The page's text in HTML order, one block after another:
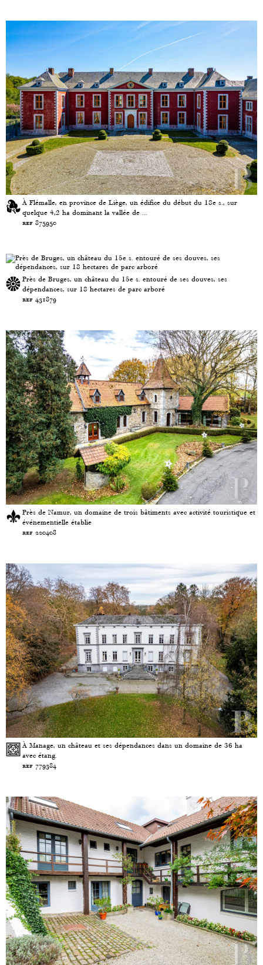
À Flémalle, en province de Liège, un édifice du début du 18e s., sur
quelque 4,2 ha dominant la vallée de ...
ref 875950
Près de Bruges, un château du 15e s. entouré de ses douves, ses
dépendances, sur 18 hectares de parc arboré
ref 431879
Près de Namur, un domaine de trois bâtiments avec activité touristique et
événementielle établie
ref 220408
À Manage, un château et ses dépendances dans un domaine de 36 ha
avec étang.
ref 779384